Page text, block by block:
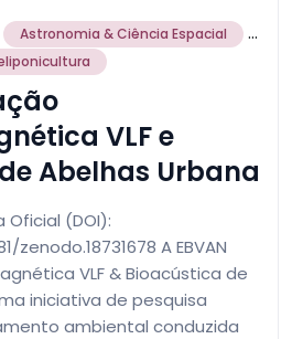
Astronomia & Ciência Espacial ...
VLF e
Abelhas Urbana
(DOI):
A EBVAN
VLF & Bioacústica de
iniciativa de pesquisa
ambiental conduzida